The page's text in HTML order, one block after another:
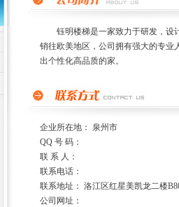
钰明楼梯是一家致力于研发，设计
销往欧美地区，公司拥有强大的专业
出个性化高品质的家。
企业所在地： 泉州市
QQ 号 码：
联 系 人：
联系电话：
联系地址： 洛江区红星美凯龙二楼
公司网址：